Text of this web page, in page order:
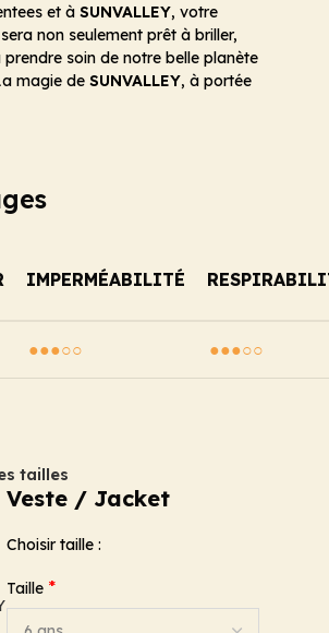
et à SUNVALLEY, votre
non seulement prêt à briller,
prendre soin de notre belle planète
magie de SUNVALLEY, à portée
IMPERMÉABILITÉ
●●●○○ ●●●○○
tailles
Veste / Jacket
Choisir taille :
Taille *